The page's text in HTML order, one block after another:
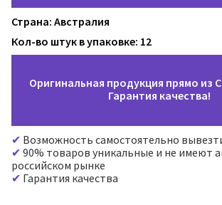
Страна: Австралия
Кол-во штук в упаковке: 12
Оригинальная продукция прямо из
Гарантия качества!
Возможность самостоятельно
90% товаров уникальные и не имеют
российском рынке
Гарантия качества